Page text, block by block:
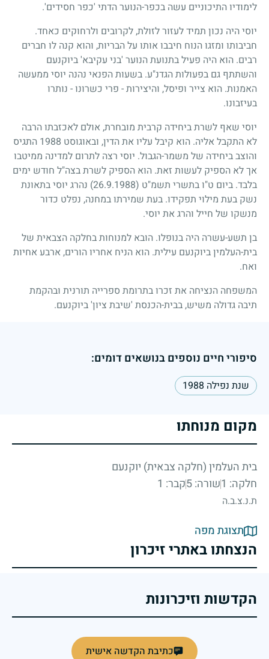
לימודיו התיכוניים עשה בכפר-הנוער הדתי 'כפר חסידים'.
יוסי היה נכון תמיד לעזור לזולת, לקרובים ולרחוקים כאחד.
חביבותו ומזגו הנוח חיבבו אותו על הבריות, והוא קנה לו חברים
רבים. הוא היה פעיל בתנועת הנוער 'בני עקיבא' ביוקנעם
והשתתף גם בפעולות הגדנ"ע. בשעות הפנאי נהנה יוסי ממעשה
האמנות. הוא צייר ופיסל, והיצירות - פרי כשרונו - נותרו
בעיזבונו.
יוסי שאף לשרת ביחידה קרבית מובחרת, אולם לאכזבתו הרבה
לא התקבל אליה. הוא קיבל עליו את הדין, ובאוגוסט 1988 התגיס
והוצב ביחידה של משמר-הגבול. יוסי רצה לתרום למדינה ממיטבו
אך לא הספיק לעשות זאת. הוא הספיק לשרת בצה"ל חודש ימים
בלבד. ביום ט"ו בתשרי תשמ"ט (26.9.1988)
נהרג יוסי בתאונת
נשק בעת מילוי תפקידו. בעת שמירתו במחנה, נפלט כדור
מנשקו של חייל והרג את יוסי.
בן תשע-עשרה היה בנופלו. הובא למנוחות בחלקה הצבאית של
בית-העלמין ביוקנעם עילית. הוא הניח אחריו הורים, ארבע אחיות
ואח.
המשפחה הנציחה את זכרו בתרומת ספרייה תורנית ובהקמת
תיבה גדולה משיש, בבית-הכנסת 'שיבת ציון' ביוקנעם.
סיפורי חיים נוספים בנושאים דומים:
שנת נפילה 1988
מקום מנוחתו
בית העלמין (חלקה צבאית) יוקנעם
חלקה: 1
שורה: 5 קבר: 1
ת.נ.צ.ב.ה
תצוגת מפה
הנצחתו באתרי זיכרון
הקדשות וזיכרונות
כתיבת הקדשה אישית